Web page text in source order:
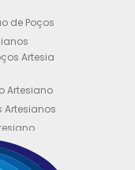
de Poços
Artesia
Artesiano
Artesianos
Artesiano